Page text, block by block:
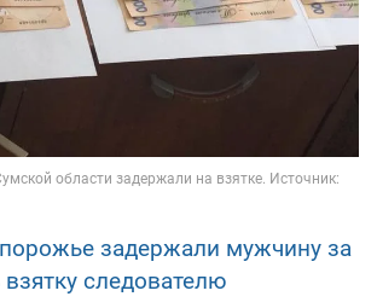
задержали мужчину за
следователю